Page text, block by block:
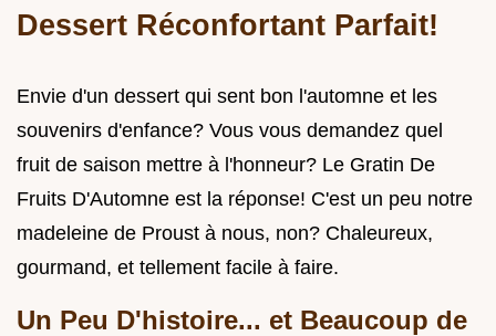
Dessert Réconfortant Parfait!
Envie d'un dessert qui sent bon l'automne et les
souvenirs d'enfance? Vous vous demandez quel
fruit de saison mettre à l'honneur? Le Gratin De
Fruits D'Automne est la réponse! C'est un peu notre
madeleine de Proust à nous, non? Chaleureux,
gourmand, et tellement facile à faire.
Un Peu D'histoire... et Beaucoup de